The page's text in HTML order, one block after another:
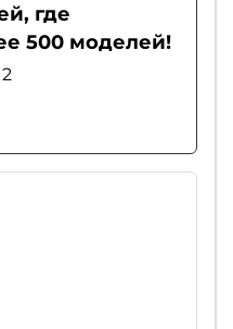
где
500 моделей!